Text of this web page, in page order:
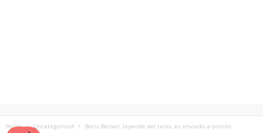
Home Uncategorized Boris Becker, leyenda del tenis, es enviado a prisión.